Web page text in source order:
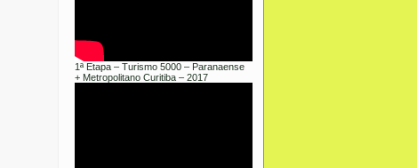
1ª Etapa – Turismo 5000 – Paranaense
+ Metropolitano Curitiba – 2017